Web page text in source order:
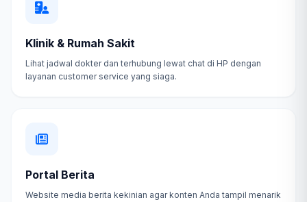
Klinik & Rumah Sakit
Lihat jadwal dokter dan terhubung lewat chat di HP dengan
layanan customer service yang siaga.
Portal Berita
Website media berita kekinian agar konten Anda tampil menarik